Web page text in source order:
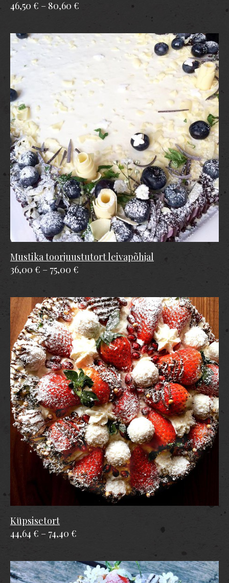
46,50 € – 80,60 €
Mustika toorjuustutort leivapõhjal
36,00 € – 75,00 €
Küpsisetort
44,64 € – 74,40 €